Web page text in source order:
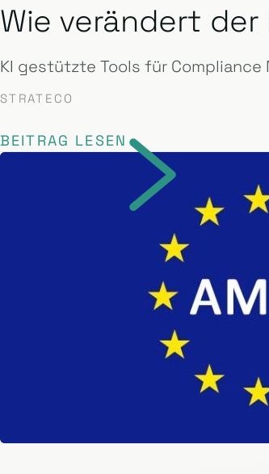
Wie verändert
KI gestützte Tools für
STRATECO
BEITRAG LESEN